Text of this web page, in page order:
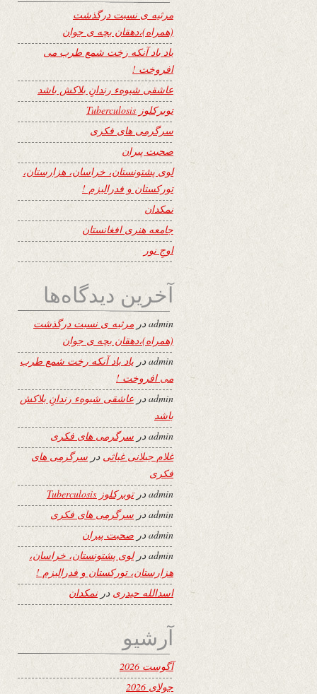
مرثیه ی نسبت درگذشت
(همراه)،دهقان بچه ی جوان
یاد باد آنکه رخت شمع طرب می
افروخت !
عاشقی شیوهء رندانِ بلاکش باشد
توبرکلوز Tuberculosis
سرگرمی های فکری
صحبت پیران
لوی پشتونستان، خراسان، هزارستان،
تورکستان و فدرالیزم !
نمکدان
جامعه هنری افغانستان
اوجِ نور
آخرین دیدگاه‌ها
adminدر مرثیه ی نسبت درگذشت
(همراه)،دهقان بچه ی جوان
admin در یاد باد آنکه رخت شمع طرب
می افروخت !
adminدر عاشقی شیوهء رندانِ بلاکش
باشد
admin در سرگرمی های فکری
غلام جیلانی غیاثی در سرگرمی های
فکری
adminدرتوبرکلوز Tuberculosis
adminدر سرگرمی های فکری
admin در صحبت پیران
adminدرلوی پشتونستان، خراسان،
هزارستان، تورکستان و فدرالیزم !
اسدالله حیدری درنمکدان
آرشیو
آگوست 2026
جولای 2026